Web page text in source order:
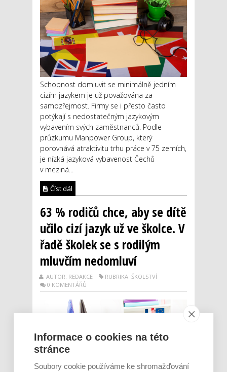
Schopnost domluvit se minimálně jedním
cizím jazykem je už považována za
samozřejmost. Firmy se i přesto často
potýkají s nedostatečným jazykovým
vybavením svých zaměstnanců. Podle
průzkumu Manpower Group, který
porovnává atraktivitu trhu práce v 75 zemích,
je nízká jazyková vybavenost Čechů
v meziná...
Číst dál
63 % rodičů chce, aby se dítě
učilo cizí jazyk už ve školce. V
řadě školek se s rodilým
mluvčím nedomluví
AUTOR: REDAKCE
RUBRIKA: ŠKOLSTVÍ
0 KOMENTÁŘŮ
Informace o cookies na této
stránce
Soubory cookie používáme ke shromažďování